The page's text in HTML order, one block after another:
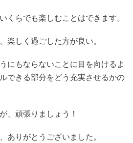
くらでも楽しむことはできます。
楽しく過ごした方が良い。
にもならないことに目を向けるよ
できる部分をどう充実させるかの
、頑張りましょう！
ありがとうございました。